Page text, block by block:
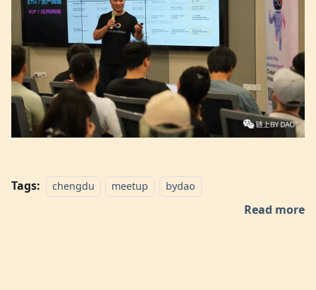
Tags: chengdu meetup bydao
Read more